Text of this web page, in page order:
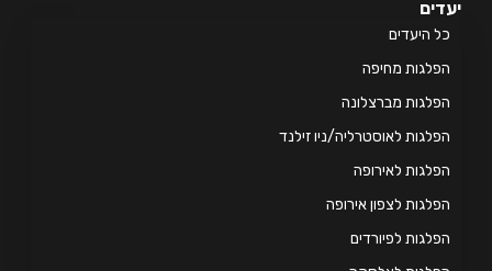
היעדים
מחיפה
מברצלונה
לאוסטרליה/ניו זילנד
לאירופה
לצפון אירופה
לפיורדים